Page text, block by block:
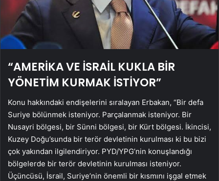
“AMERİKA VE İSRAİL KUKLA BİR
YÖNETİM KURMAK İSTİYOR”
Konu hakkındaki endişelerini sıralayan Erbakan, “Bir defa
Suriye bölünmek isteniyor. Parçalanmak isteniyor. Bir
Nusayri bölgesi, bir Sünni bölgesi, bir Kürt bölgesi. İkincisi,
Kuzey Doğu’sunda bir terör devletinin kurulması ki bu bizi
çok yakından ilgilendiriyor. PYD/YPG’nin konuşlandığı
bölgelerde bir terör devletinin kurulması isteniyor.
Üçüncüsü, İsrail, Suriye’nin önemli bir kısmını işgal etmek